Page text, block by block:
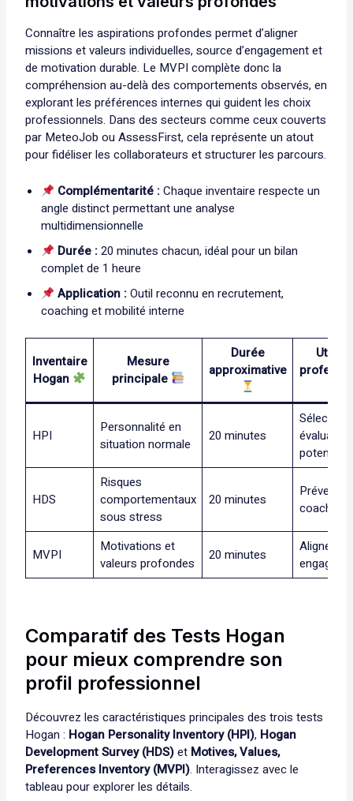
Connaître les aspirations profondes permet d’aligner
missions et valeurs individuelles, source d’engagement et
de motivation durable. Le MVPI complète donc la
compréhension au-delà des comportements observés, en
explorant les préférences internes qui guident les choix
professionnels. Dans des secteurs comme ceux couverts
par MeteoJob ou AssessFirst, cela représente un atout
pour fidéliser les collaborateurs et structurer les parcours.
Complémentarité :Chaque inventaire respecte un
angle distinct permettant une analyse
multidimensionnelle
Durée :20 minutes chacun, idéal pour un bilan
complet de 1 heure
Application :Outil reconnu en recrutement,
coaching et mobilité interne
Inventaire
Hogan
Mesure
principale
Durée
approximative
HPI
Personnalité en
situation normale
20 minutes
Sélection
potentiel
HDS
Risques
comportementaux
sous stress
20 minutes
coaching
MVPI
Motivations et
valeurs profondes
20 minutes
Comparatif des Tests Hogan
pour mieux comprendre son
profil professionnel
Découvrez les caractéristiques principales des trois tests
Hogan : Hogan Personality Inventory (HPI), Hogan
Development Survey (HDS)et Motives, Values,
Preferences Inventory (MVPI). Interagissez avec le
tableau pour explorer les détails.